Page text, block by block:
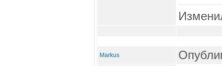
Markus